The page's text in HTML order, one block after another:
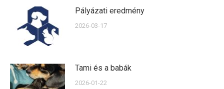
Pályázati eredmény
2026-03-17
Tami és a babák
2026-01-22